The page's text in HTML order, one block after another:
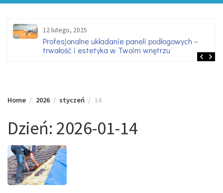
12 lutego, 2025
Profesjonalne układanie paneli podłogowych –
trwałość i estetyka w Twoim wnętrzu
Home 2026 styczeń 14
Dzień: 2026-01-14